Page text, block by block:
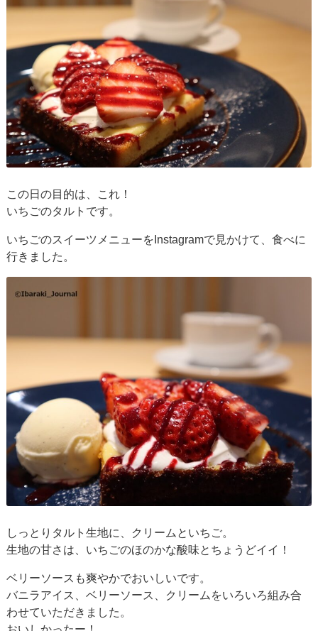
この日の目的は、これ！
いちごのタルトです。
いちごのスイーツメニューをInstagramで見かけて、食べに
行きました。
しっとりタルト生地に、クリームといちご。
生地の甘さは、いちごのほのかな酸味とちょうどイイ！
ベリーソースも爽やかでおいしいです。
バニラアイス、ベリーソース、クリームをいろいろ組み合
わせていただきました。